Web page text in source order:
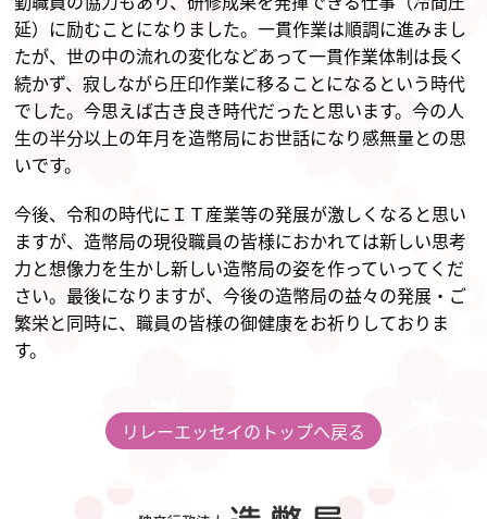
延）に励むことになりました。一貫作業は順調に進みまし
たが、世の中の流れの変化などあって一貫作業体制は長く
続かず、寂しながら圧印作業に移ることになるという時代
でした。今思えば古き良き時代だったと思います。今の人
生の半分以上の年月を造幣局にお世話になり感無量との思
いです。
今後、令和の時代にＩＴ産業等の発展が激しくなると思い
ますが、造幣局の現役職員の皆様におかれては新しい思考
力と想像力を生かし新しい造幣局の姿を作っていってくだ
さい。最後になりますが、今後の造幣局の益々の発展・ご
繁栄と同時に、職員の皆様の御健康をお祈りしておりま
す。
リレーエッセイのトップへ戻る